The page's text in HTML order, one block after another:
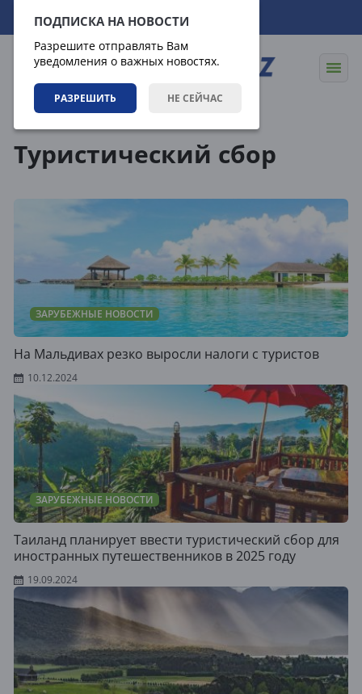
ПОДПИСКА НА НОВОСТИ
Разрешите отправлять Вам
уведомления о важных новостях.
РАЗРЕШИТЬ НЕ СЕЙЧАС
08.08.2026 19:21:53
Туристический сбор
ЗАРУБЕЖНЫЕ НОВОСТИ
На Мальдивах резко выросли налоги с туристов
10.12.2024
ЗАРУБЕЖНЫЕ НОВОСТИ
Таиланд планирует ввести туристический сбор для
иностранных путешественников в 2025 году
19.09.2024